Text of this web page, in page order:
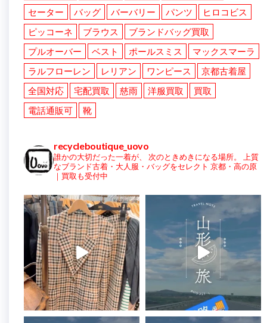
セーター
バッグ バーバリー パンツ
ヒロコビス
ピッコーネ
ブラウス
ブランドバッグ買取
プルオーバー
ベスト ポールスミス
マックスマーラ
ラルフローレン
レリアン ワンピース
京都古着屋
全国対応
宅配買取 慈雨 洋服買取
買取
電話通販可
靴
recycleboutique_uovo
誰かの大切だった一着が、 次のときめきになる場所。
上質
なブランド古着・大人服・バッグをセレクト 京都・高の原
｜買取も受付中